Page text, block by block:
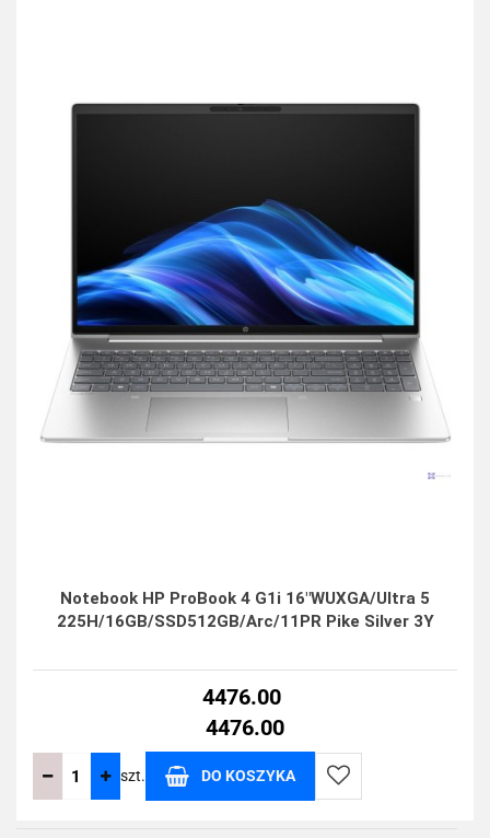
Notebook HP ProBook 4 G1i 16"WUXGA/Ultra 5
225H/16GB/SSD512GB/Arc/11PR Pike Silver 3Y
4476.00
4476.00
szt. DO KOSZYKA
Do